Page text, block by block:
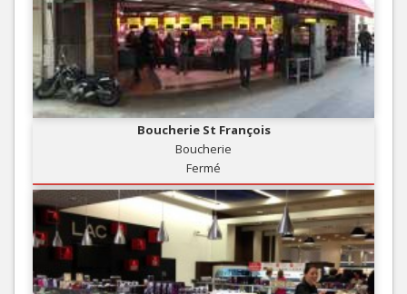
Boucherie St François
Boucherie
Fermé